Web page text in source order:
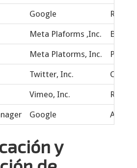
Google
Meta Plaforms ,Inc. Botón
Meta Platorms, Inc. Perfil
Twitter, Inc.
Vimeo, Inc.
Google
y